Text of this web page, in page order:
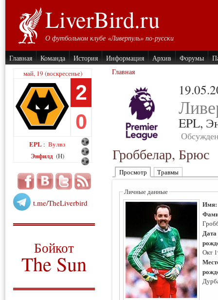
LiverBird.ru
О футбольном клубе «Ливерпуль» по-русски
Главная Команда История Информация Архив Форумы
май, 19 (воскресенье)
2
0
EPL : Вулвз
Энфилд (H)
t.me/TheLiverbird
Бойкот
The Sun
Главная
EPL,
Гроббелар, Брюс
Просмотр Травмы
Личные данные
Дата
Окт